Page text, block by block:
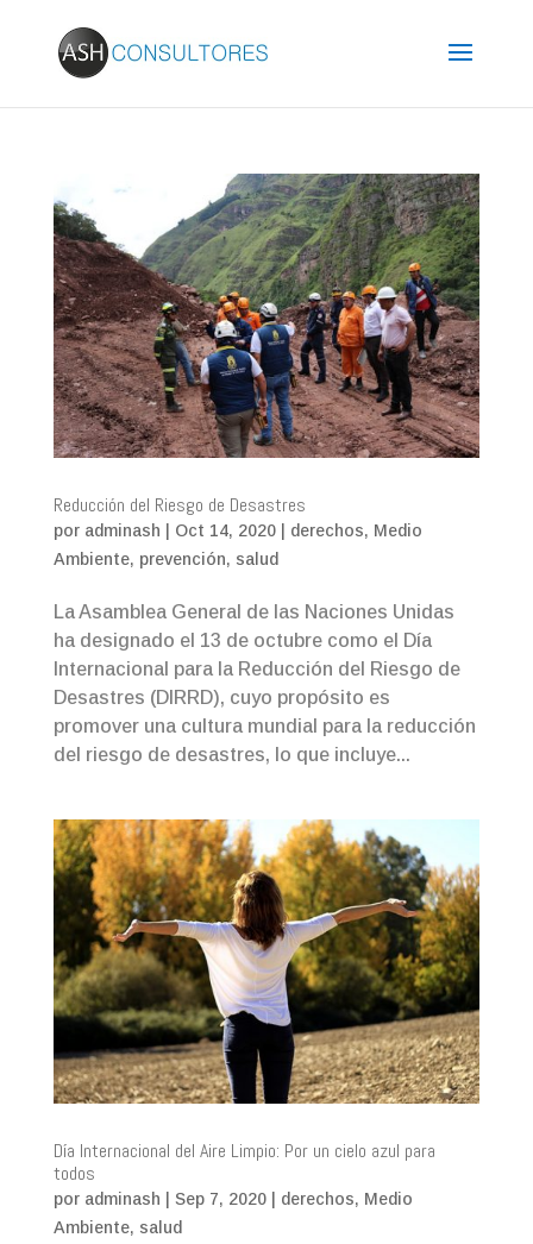
Reducción del Riesgo de Desastres
por adminash Oct 14, 2020| derechos, Medio
Ambiente, prevención, salud
La Asamblea General de las Naciones Unidas
ha designado el 13 de octubre como el Día
Internacional para la Reducción del Riesgo de
Desastres (DIRRD), cuyo propósito es
promover una cultura mundial para la reducción
del riesgo de desastres, lo que incluye...
Día Internacional del Aire Limpio: Por un cielo azul para
todos
por adminash Sep 7, 2020| derechos, Medio
Ambiente, salud